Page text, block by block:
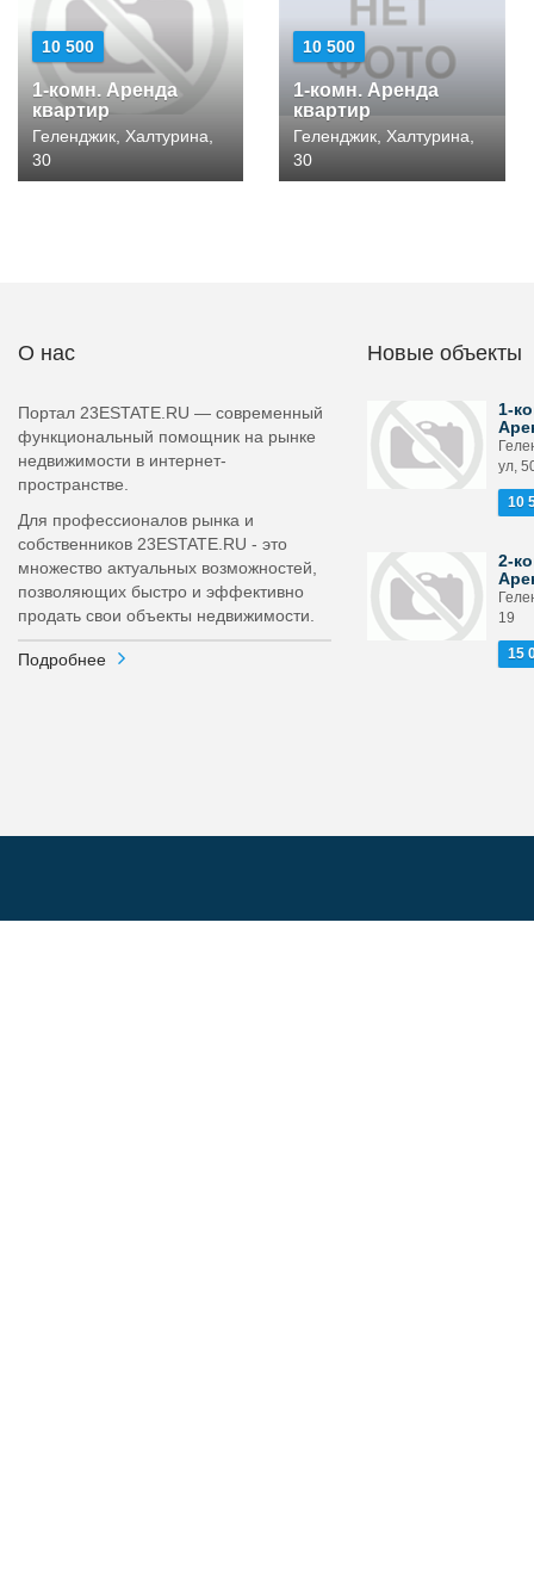
10 500
1-комн. Аренда
квартир
Геленджик, Халтурина,
30
10 500
1-комн. Аренда
квартир
Геленджик, Халтурина,
30
О нас
Портал 23ESTATE.RU — современный
функциональный помощник на рынке
недвижимости в интернет-
пространстве.
Для профессионалов рынка и
собственников 23ESTATE.RU - это
множество актуальных возможностей,
позволяющих быстро и эффективно
продать свои объекты недвижимости.
Подробнее
Новые объекты
1-
ул,
10
2-
19
15